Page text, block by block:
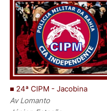
■ 24ª CIPM - Jacobina
Av Lomanto